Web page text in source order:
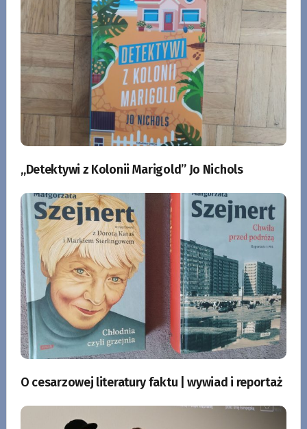
„Detektywi z Kolonii Marigold” Jo Nichols
O cesarzowej literatury faktu | wywiad i reportaż